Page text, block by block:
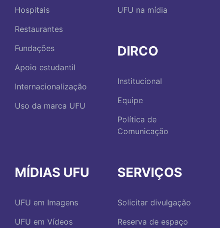
Hospitais
Restaurantes
Fundações
Apoio estudantil
Internacionalização
Uso da marca UFU
UFU na mídia
DIRCO
Institucional
Equipe
Política de
Comunicação
MÍDIAS UFU
UFU em Imagens
UFU em Vídeos
SERVIÇOS
Solicitar divulgação
Reserva de espaço